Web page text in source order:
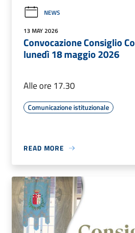
NEWS
13 MAY 2026
Convocazione Consiglio
lunedì 18 maggio 2026
Alle ore 17.30
Comunicazione istituzionale
READ MORE